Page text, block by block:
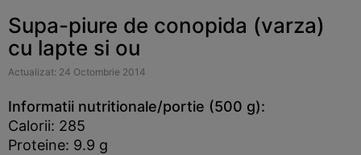
Supa-piure de conopida (varza)
cu lapte si ou
Actualizat: 24 Octombrie 2014
Informatii nutritionale/portie (500 g):
Calorii: 285
Proteine: 9.9 g